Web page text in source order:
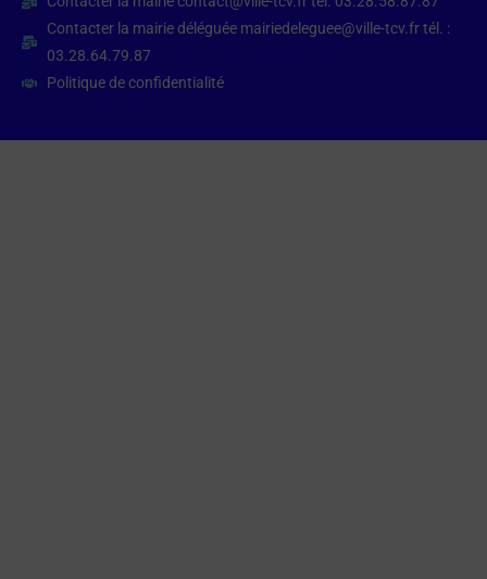
Contacter la mairie déléguée mairiedeleguee@ville-tcv.fr tél. :
03.28.64.79.87
Politique de confidentialité